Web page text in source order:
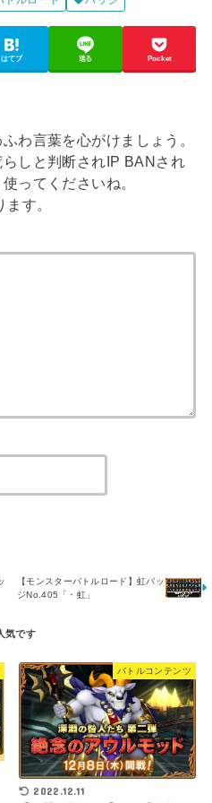
はてブ 送る Pocket
わ言葉を心がけましょう。
しと判断されIP BANされ
ってくださいね。
す。
【モンスターバトルロード】虹バッ
ジNo.405「・虹」
バトルコンテンツ
2022.12.11